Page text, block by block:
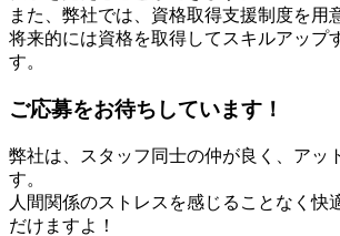
また、弊社では、資格取得支援制度を用
将来的には資格を取得してスキルアップ
す。
ご応募をお待ちしています！
弊社は、スタッフ同士の仲が良く、アッ
す。
人間関係のストレスを感じることなく快
だけますよ！